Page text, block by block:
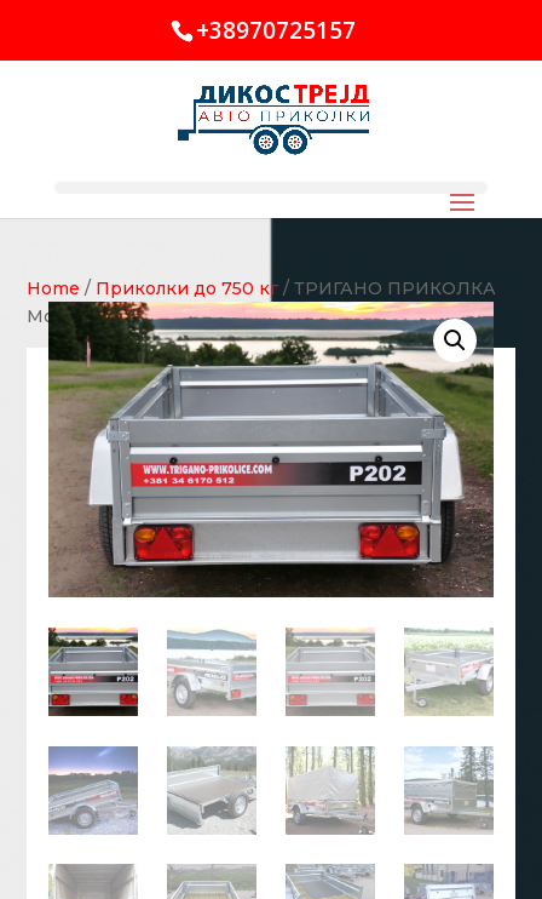
+38970725157
Home / Приколки до 750 кг/ ТРИГАНО ПРИКОЛКА
Модел П202 (205х122х39см 750кг.)